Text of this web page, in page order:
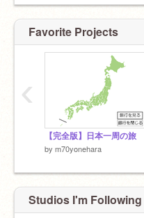
Favorite Projects
【完全版】日本一周の旅
by m70yonehara
‹
Studios I'm Following